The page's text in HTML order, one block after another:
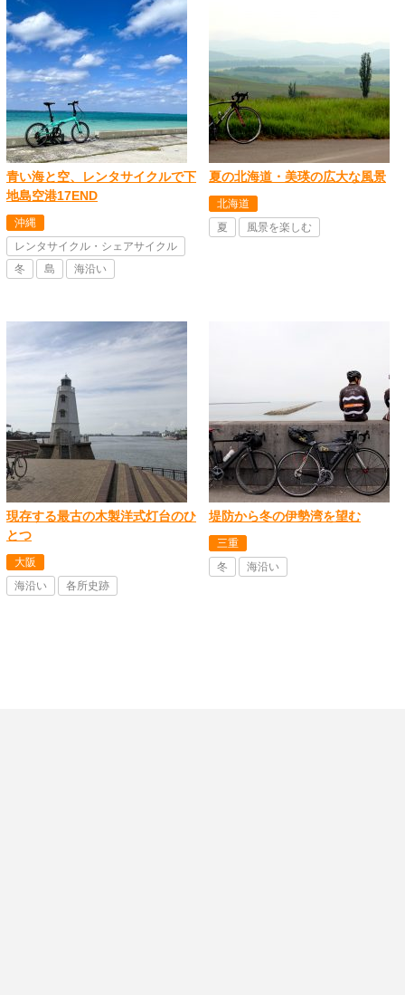
青い海と空、レンタサイクルで下
地島空港17END
沖縄
レンタサイクル・シェアサイクル
冬
島 海沿い
夏の北海道・美瑛の広大な風景
北海道
夏
風景を楽しむ
現存する最古の木製洋式灯台のひ
とつ
大阪
海沿い
各所史跡
堤防から冬の伊勢湾を望む
三重
冬
海沿い